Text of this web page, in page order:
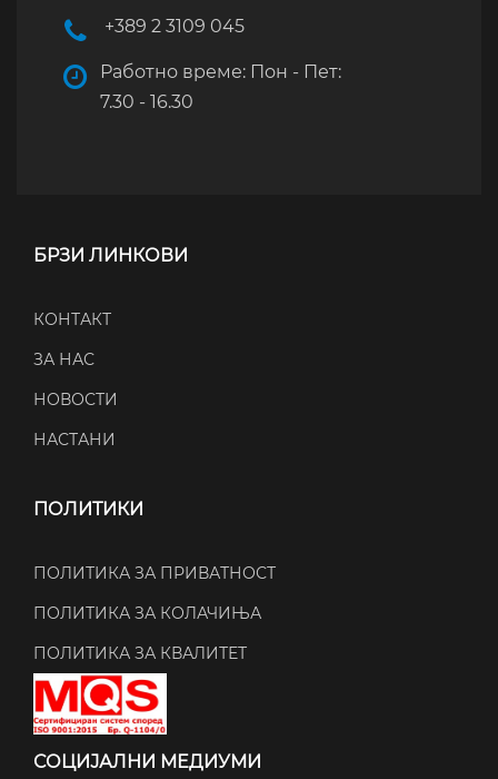
+389 2 3109 045
Работно време: Пон - Пет:
7.30 - 16.30
БРЗИ ЛИНКОВИ
КОНТАКТ
ЗА НАС
НОВОСТИ
НАСТАНИ
ПОЛИТИКИ
ПОЛИТИКА ЗА ПРИВАТНОСТ
ПОЛИТИКА ЗА КОЛАЧИЊА
ПОЛИТИКА ЗА КВАЛИТЕТ
СОЦИЈАЛНИ МЕДИУМИ